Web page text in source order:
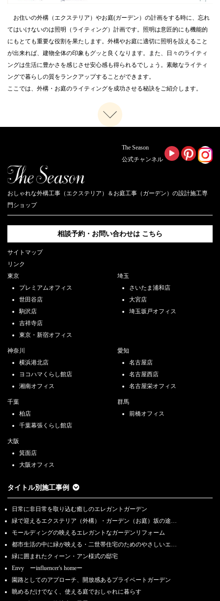
外構とお庭の冬の相談会 12/14（土）・12/15(日）・12/21（土）・
12/22（日）【首都圏】
2024.11.1
「外構とお庭の秋の無料相談会」11/9（土）・11/10（日）と
11/16（土）・11/17（日）【首都圏】
～群馬エリア 新規オープン・無料相談会開催のお知らせ～
「外構とお庭の無料相談会」10/5（土）・10/6（日）と10/19（土）・
10/20（日）【首都圏】
2024.9.30
【オープン記念】秋の外構、庭づくり相談会《無料・要予約制》毎週土
日開催
2024.9.27
10/27（日）
【近畿エリア限定】延長決定！ザ・シーズン箕面店 1周年記念祭 エクス
テリア＆ガーデン《無料》大相談 会受付期間 9/30(月)～10/12（土）
「外構とお庭の無料相談会」9/14（土）・9/15（日）・9/16(月）と
9/21（土）・9/22（日）・9/23（月）【首都圏】
【中部エリア限定】ザ・シーズン名古屋西店 毎週[土･日]相談会 9/7～
9/29
2024.8.15
【近畿エリア限定】ザ・シーズン箕面店 1周年記念祭 エクステリア＆ガ
ーデン《無料》大相談 会受付期間 8/10(土)～9/29(日)
2024年夏季休業日のお知らせ【首都圏店舗】
2024.7.26
チェルシーフラワーショー2024 シルバーギルト受賞
2024.7.16
【首都圏】セミナー＆無料相談会を開催します7/20（土）・7/21（日）
6/16（日）【首都圏】
2024.5.14
外構とお庭の無料相談会 5/19(日）【首都圏】
2024.5.2
RHSチェルシーフラワーショー2024に 共同参画します
「外構とお庭の無料相談会」5/11（土）・5/12（日）・5/18（土）・
5/19（日）【首都圏】
お住いの外構（エクステリア）やお庭(ガーデン）の計画をする時に、忘れ
てはいけないのは照明（ライティング）計画です。照明は意匠的にも機能的
にもとても重要な役割を果たします。外構やお庭に適切に照明を設えること
が出来れば、建物全体の印象もグッと良くなります。また、日々のライティ
ングは生活に豊かさを感じさせ安心感も得られるでしょう。素敵なライティ
ングで暮らしの質をランクアップすることができます。
ここでは、外構・お庭のライティングを成功させる秘訣をご紹介します。
The Season
公式チャンネル
おしゃれな外構工事（エクステリア）＆お庭工事（ガーデン）の設計施工専
門ショップ
相談予約・お問い合わせは こちら
サイトマップ
リンク
東京
プレミアムオフィス
世田谷店
駒沢店
吉祥寺店
東京・新宿オフィス
千葉
柏店
千葉幕張くらし館店
群馬
前橋オフィス
愛知
名古屋店
名古屋西店
名古屋栄オフィス
神奈川
横浜港北店
ヨコハマくらし館店
湘南オフィス
埼玉
さいたま浦和店
大宮店
埼玉坂戸オフィス
大阪
箕面店
大阪オフィス
タイトル別施工事例
日常に非日常を取り込む癒しのエレガントガーデン
緑で迎えるエクステリア（外構）・ガーデン（お庭）坂の途…
モールディングの映えるエレガントなガーデンリフォーム
都市生活の中に緑が映える・二世帯住宅のためのやさしいエ…
緑に囲まれたクィーン・アン様式の邸宅
Envy ーinfluencer's homeー
園路としてのアプローチ、開放感あるプライベートガーデン
眺めるだけでなく、使える庭でおしゃれに暮らす